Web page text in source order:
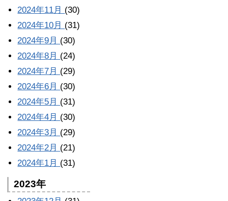
2024年11月 (30)
2024年10月 (31)
2024年9月 (30)
2024年8月 (24)
2024年7月 (29)
2024年6月 (30)
2024年5月 (31)
2024年4月 (30)
2024年3月 (29)
2024年2月 (21)
2024年1月 (31)
2023年